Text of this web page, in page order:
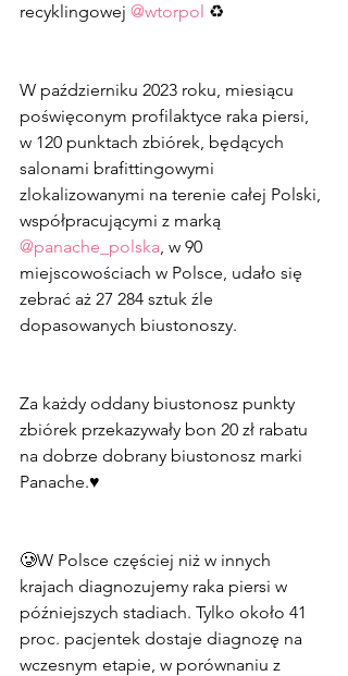
recyklingowej @wtorpol ♻️
W październiku 2023 roku, miesiącu
poświęconym profilaktyce raka piersi,
w 120 punktach zbiórek, będących
salonami brafittingowymi
zlokalizowanymi na terenie całej Polski,
współpracującymi z marką
@panache_polska, w 90
miejscowościach w Polsce, udało się
zebrać aż 27 284 sztuk źle
dopasowanych biustonoszy.
Za każdy oddany biustonosz punkty
zbiórek przekazywały bon 20 zł rabatu
na dobrze dobrany biustonosz marki
Panache.♥️
🥲W Polsce częściej niż w innych
krajach diagnozujemy raka piersi w
późniejszych stadiach. Tylko około 41
proc. pacjentek dostaje diagnozę na
wczesnym etapie, w porównaniu z